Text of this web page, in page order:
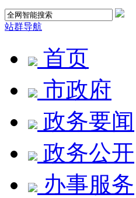
站群导航
首页
市政府
政务要闻
政务公开
办事服务